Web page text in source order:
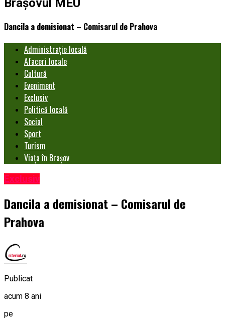
Brașovul MEU
Dancila a demisionat – Comisarul de Prahova
Administrație locală
Afaceri locale
Cultură
Eveniment
Exclusiv
Politică locală
Social
Sport
Turism
Viața în Brașov
Exclusiv
Dancila a demisionat – Comisarul de
Prahova
Publicat
acum 8 ani
pe